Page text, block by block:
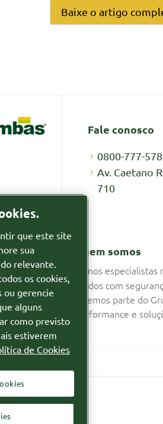
Baixe o artigo
de
Fale conosco
0800-777-
Av. Caetano
710
Quem somos
Somos especialistas
fluidos com
fazemos parte do
performance e
que este site
sua
relevante.
os cookies,
ou gerencie
alguns
como previsto
estiverem
de Cookies